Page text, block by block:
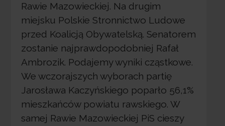
Rawie Mazowieckiej. Na drugim
miejsku Polskie Stronnictwo Ludowe
przed Koalicją Obywatelską. Senatorem
zostanie najprawdopodobniej Rafał
Ambrozik. Podajemy wyniki cząstkowe.
We wczorajszych wyborach partię
Jarosława Kaczyńskiego poparło 56,1%
mieszkańców powiatu rawskiego. W
samej Rawie Mazowieckiej PiS cieszy